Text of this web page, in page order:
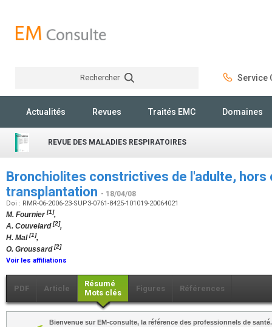
Rechercher Service
Actualités Revues Traités EMC Domaines
REVUE DES MALADIES RESPIRATOIRES
Bronchiolites constrictives de l'adulte, hors
transplantation - 18/04/08
Doi : RMR-06-2006-23-SUP3-0761-8425-101019-20064021
M. Fournier[1],
A. Couvelard[2],
H. Mal[1],
O. Groussard[2]
Voir les affiliations
PDF Article
Résumé
Mots clés
Figures Références
Bienvenue sur EM-consulte, la référence des professionnels de santé.